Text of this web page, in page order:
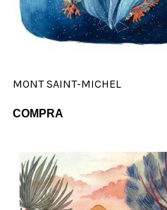
MONT SAINT-MICHEL
COMPRA